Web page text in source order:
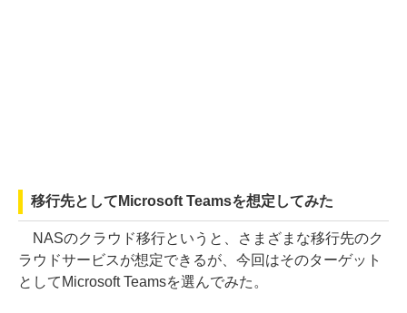
移行先としてMicrosoft Teamsを想定してみた
NASのクラウド移行というと、さまざまな移行先のク
ラウドサービスが想定できるが、今回はそのターゲット
としてMicrosoft Teamsを選んでみた。